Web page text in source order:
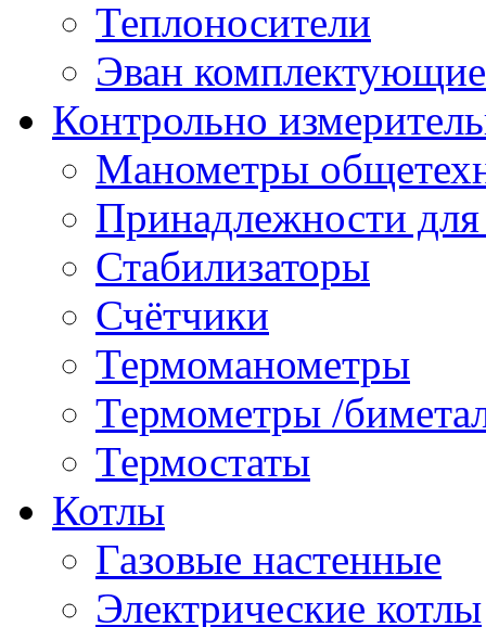
Теплоносители
Эван комплектующие
Контрольно
Манометры
Принадлежности
Стабилизаторы
Счётчики
Термоманометры
Термометры /
Термостаты
Котлы
Газовые настенные
Электрические котлы